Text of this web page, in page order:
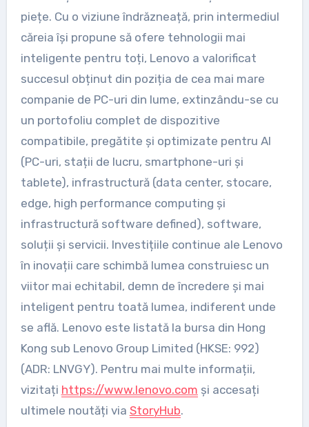
piețe. Cu o viziune îndrăzneață, prin intermediul
căreia își propune să ofere tehnologii mai
inteligente pentru toți, Lenovo a valorificat
succesul obținut din poziția de cea mai mare
companie de PC-uri din lume, extinzându-se cu
un portofoliu complet de dispozitive
compatibile, pregătite și optimizate pentru AI
(PC-uri, stații de lucru, smartphone-uri și
tablete), infrastructură (data center, stocare,
edge, high performance computing și
infrastructură software defined), software,
soluții și servicii. Investițiile continue ale Lenovo
în inovații care schimbă lumea construiesc un
viitor mai echitabil, demn de încredere și mai
inteligent pentru toată lumea, indiferent unde
se află. Lenovo este listată la bursa din Hong
Kong sub Lenovo Group Limited (HKSE: 992)
(ADR: LNVGY). Pentru mai multe informații,
vizitați https://www.lenovo.com și accesați
ultimele noutăți via StoryHub.